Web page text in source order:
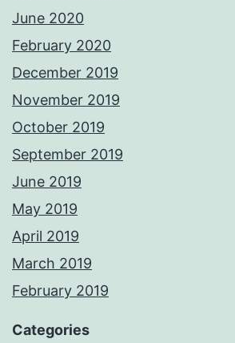
June 2020
February 2020
December 2019
November 2019
October 2019
September 2019
June 2019
May 2019
April 2019
March 2019
February 2019
Categories